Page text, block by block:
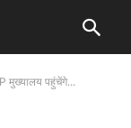
मुख्यालय पहुंचेंगे...